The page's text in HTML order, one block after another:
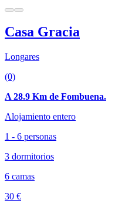
Casa Gracia
Longares
(0)
A 28.9 Km de Fombuena.
Alojamiento entero
1 - 6 personas
3 dormitorios
6 camas
30 €